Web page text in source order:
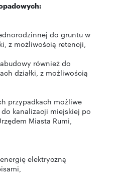
do gruntu w
z możliwością retencji,
również do
działki, z możliwością
przypadkach możliwe
kanalizacji miejskiej po
Miasta Rumi,
elektryczną